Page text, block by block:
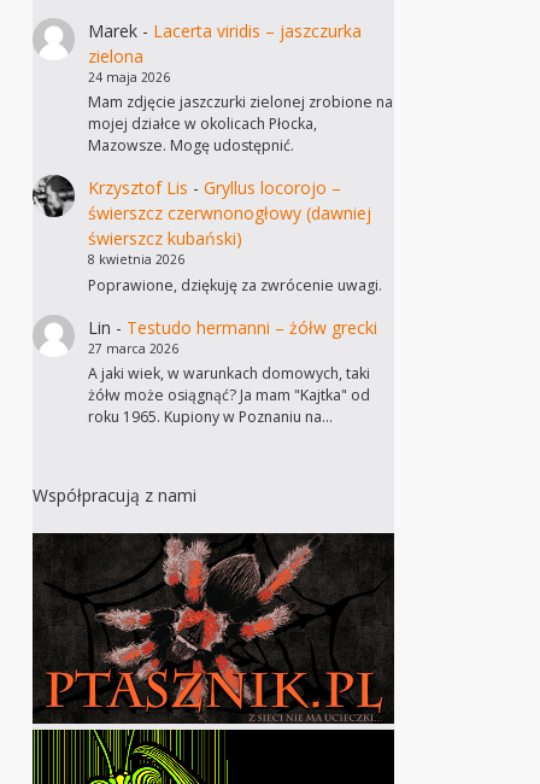
Marek- Lacerta viridis – jaszczurka
zielona
24 maja 2026
Mam zdjęcie jaszczurki zielonej zrobione na
mojej działce w okolicach Płocka,
Mazowsze. Mogę udostępnić.
Krzysztof Lis - Gryllus locorojo –
świerszcz czerwnonogłowy (dawniej
świerszcz kubański)
8 kwietnia 2026
Poprawione, dziękuję za zwrócenie uwagi.
Lin - Testudo hermanni – żółw grecki
27 marca 2026
A jaki wiek, w warunkach domowych, taki
żółw może osiągnąć? Ja mam "Kajtka" od
roku 1965. Kupiony w Poznaniu na…
Współpracują z nami